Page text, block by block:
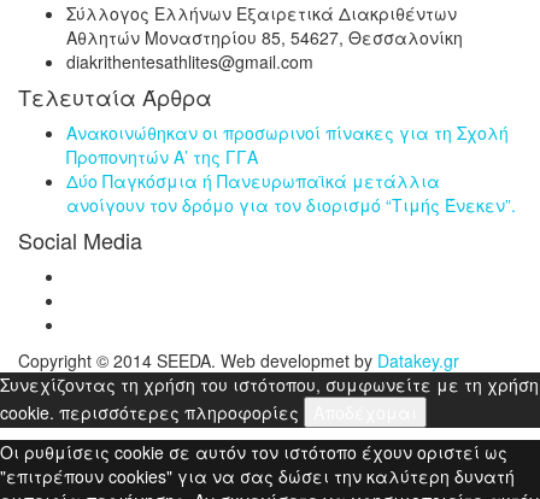
Σύλλογος Ελλήνων Εξαιρετικά Διακριθέντων
Αθλητών Μοναστηρίου 85, 54627, Θεσσαλονίκη
diakrithentesathlites@gmail.com
Τελευταία Άρθρα
Ανακοινώθηκαν οι προσωρινοί πίνακες για τη Σχολή
Προπονητών Α’ της ΓΓΑ
Δύο Παγκόσμια ή Πανευρωπαϊκά μετάλλια
ανοίγουν τον δρόμο για τον διορισμό “Τιμής Ένεκεν”.
Social Media
Copyright © 2014 SEEDA. Web developmet by Datakey.gr
Συνεχίζοντας τη χρήση του ιστότοπου, συμφωνείτε με τη χρήση
cookie. περισσότερες πληροφορίες
Οι ρυθμίσεις cookie σε αυτόν τον ιστότοπο έχουν οριστεί ως
"επιτρέπουν cookies" για να σας δώσει την καλύτερη δυνατή